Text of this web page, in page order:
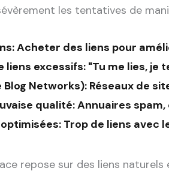
les tentatives de
: Acheter des liens pour
liens excessifs: "Tu me lies, je
Blog Networks): Réseaux de
qualité: Annuaires
: Trop de liens avec
repose sur des liens